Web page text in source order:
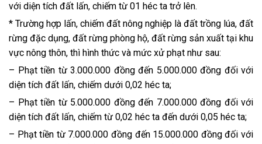
với diện tích đất lấn, chiếm từ 01 héc ta trở lên.
* Trường hợp lấn, chiếm đất nông nghiệp là đất trồng lúa, đất
rừng đặc dụng, đất rừng phòng hộ, đất rừng sản xuất tại khu
vực nông thôn, thì hình thức và mức xử phạt như sau:
– Phạt tiền từ 3.000.000 đồng đến 5.000.000 đồng đối với
diện tích đất lấn, chiếm dưới 0,02 héc ta;
– Phạt tiền từ 5.000.000 đồng đến 7.000.000 đồng đối với
diện tích đất lấn, chiếm từ 0,02 héc ta đến dưới 0,05 héc ta;
– Phạt tiền từ 7.000.000 đồng đến 15.000.000 đồng đối với